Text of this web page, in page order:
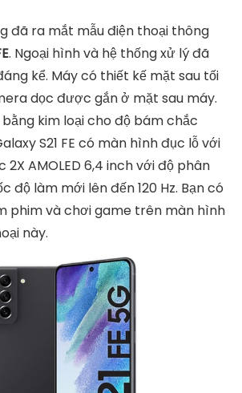
đã ra mắt mẫu điện thoại thông
. Ngoại hình và hệ thống xử lý đã
kể. Máy có thiết kế mặt sau tối
dọc được gắn ở mặt sau máy.
kim loại cho độ bám chắc
S21 FE có màn hình đục lỗ với
2X AMOLED 6,4 inch với độ phân
độ làm mới lên đến 120 Hz. Bạn có
phim và chơi game trên màn hình
này.